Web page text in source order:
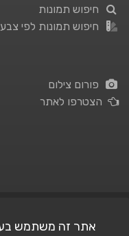
חיפוש תמונות
חיפוש תמונות לפי צבע
פורום צילום
הצטרפו לאתר